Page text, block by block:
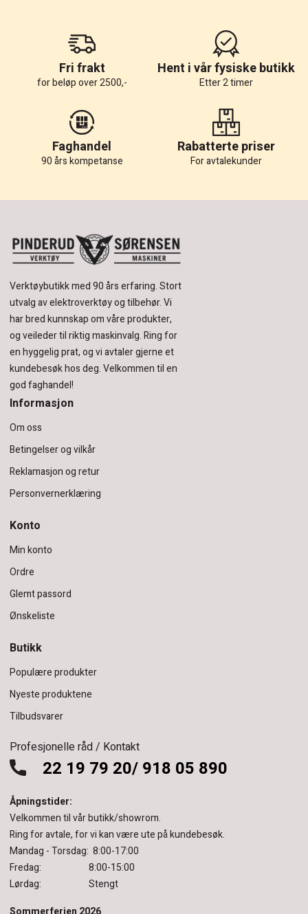
Fri frakt
for beløp over 2500,-
Hent i vår fysiske butikk
Etter 2 timer
Faghandel
90 års kompetanse
Rabatterte priser
For avtalekunder
Verktøybutikk med 90 års erfaring.Stort
utvalg av elektroverktøy og tilbehør.Vi
har bred kunnskap om våre produkter,
og veileder til riktig maskinvalg. Ring for
en hyggelig prat, og vi avtaler gjerne et
kundebesøk hos deg.Velkommen til en
god faghandel!
Informasjon
Om oss
Betingelser og vilkår
Reklamasjon og retur
Personvernerklæring
Konto
Min konto
Ordre
Glemt passord
Ønskeliste
Butikk
Populære produkter
Nyeste produktene
Tilbudsvarer
Profesjonelle råd / Kontakt
22 19 79 20/ 918 05 890
Åpningstider:
Velkommen til vår butikk/showrom.
Ring for avtale, for vi kan være ute på kundebesøk.
Mandag - Torsdag: 8:00-17:00
Fredag: 8:00-15:00
Lørdag: Stengt